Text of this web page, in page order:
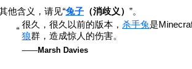
他含义，请见“兔子 （消歧义） ”。
“
很久，很久以前的版本， 杀手兔是
狼群，造成惊人的伤害。
——Marsh Davies